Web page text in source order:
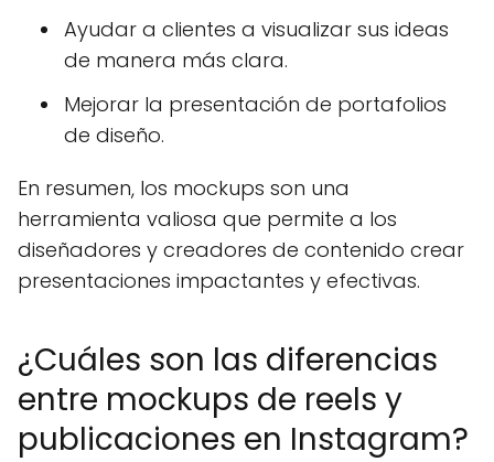
Ayudar a clientes a visualizar sus ideas
de manera más clara.
Mejorar la presentación de portafolios
de diseño.
En resumen, los mockups son una
herramienta valiosa que permite a los
diseñadores y creadores de contenido crear
presentaciones impactantes y efectivas.
¿Cuáles son las diferencias
entre mockups de reels y
publicaciones en Instagram?